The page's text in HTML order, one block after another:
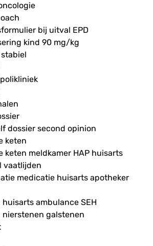
bij uitval EPD
kind 90 mg/kg
dossier second opinion
keten
keten meldkamer HAP huisarts
vaatlijden
medicatie huisarts apotheker
ambulance SEH
galstenen